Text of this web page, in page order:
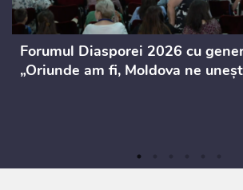
Forumul Diasporei 2026 cu
„Oriunde am fi, Moldova ne